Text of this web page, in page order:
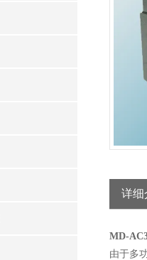
详细
MD-
由于多